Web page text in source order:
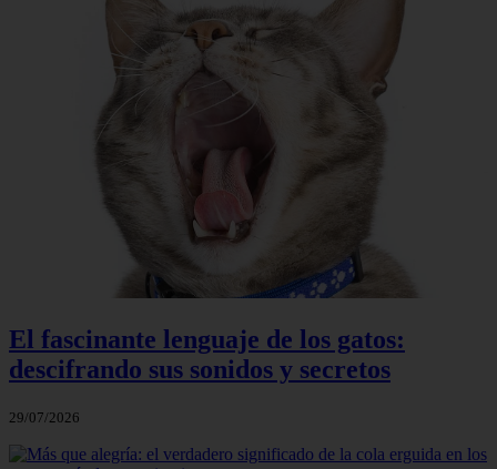
El fascinante lenguaje de los gatos:
descifrando sus sonidos y secretos
29/07/2026